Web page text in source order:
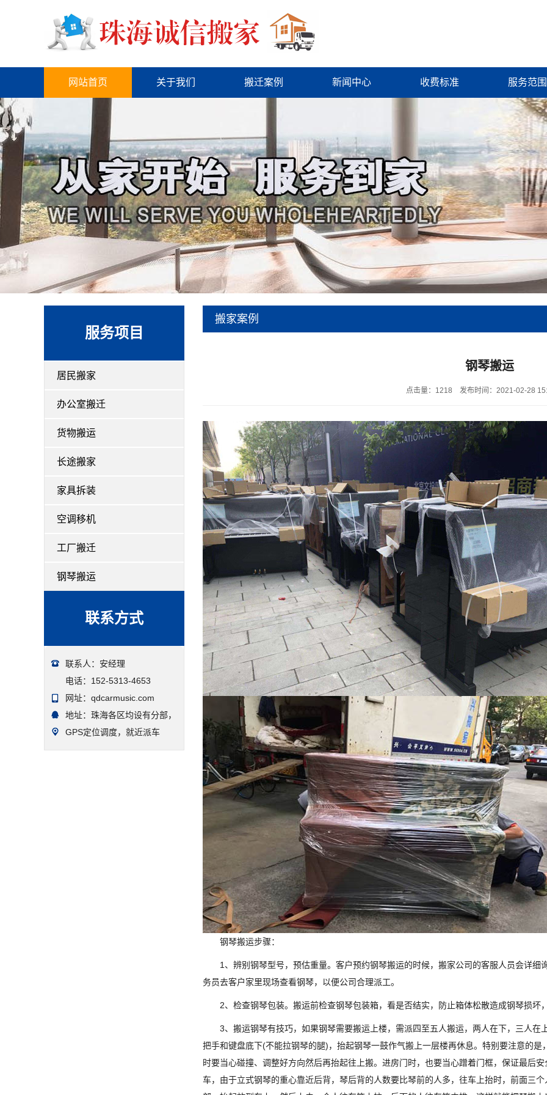
网站首页 关于我们 搬迁案例 新闻中心 收费标准 服务范围
服务项目
居民搬家
办公室搬迁
货物搬运
长途搬家
家具拆装
空调移机
工厂搬迁
钢琴搬运
联系方式
联系人：安经理
电话：152-5313-4653
网址：qdcarmusic.com
地址：珠海各区均设有分部，
GPS定位调度，就近派车
搬家案例
钢琴搬运
点击量：1218 发布时间：2021-02-28
钢琴搬运步骤：
1、辨别钢琴型号，预估重量。客户预约钢琴搬运的时候，搬家公司的客服人员会详
务员去客户家里现场查看钢琴，以便公司合理派工。
2、检查钢琴包装。搬运前检查钢琴包装箱，看是否结实，防止箱体松散造成钢琴损坏
3、搬运钢琴有技巧，如果钢琴需要搬运上楼，需派四至五人搬运，两人在下，三人
把手和键盘底下(不能拉钢琴的腿)，抬起钢琴一鼓作气搬上一层楼再休息。特别要注意的
时要当心碰撞、调整好方向然后再抬起往上搬。进房门时，也要当心蹭着门框，保证最后
车，由于立式钢琴的重心靠近后背，琴后背的人数要比琴前的人多，往车上抬时，前面三